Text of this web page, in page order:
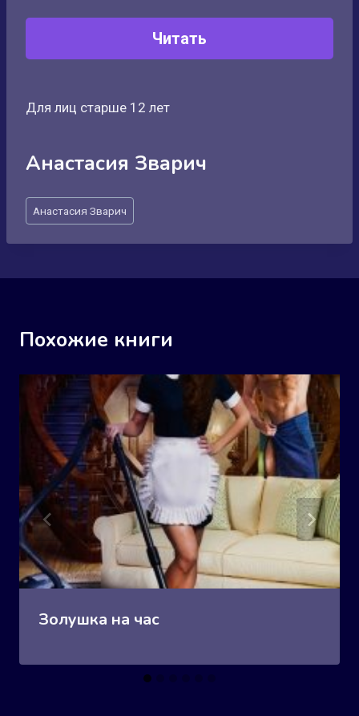
Читать
Для лиц старше 12 лет
Анастасия Зварич
Метки
записи:
Анастасия Зварич
Похожие книги
Золушка на час